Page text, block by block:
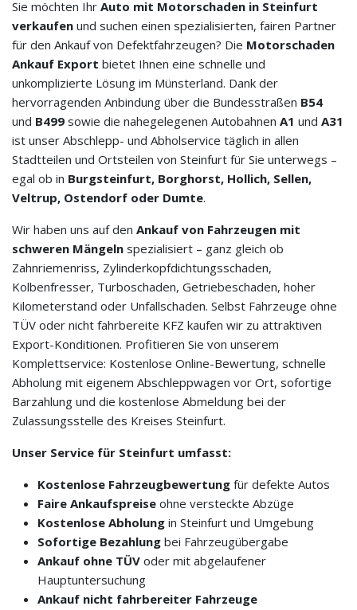
Sie möchten Ihr Auto mit Motorschaden in Steinfurt
verkaufen und suchen einen spezialisierten, fairen Partner
für den Ankauf von Defektfahrzeugen? Die Motorschaden
Ankauf Export bietet Ihnen eine schnelle und
unkomplizierte Lösung im Münsterland. Dank der
hervorragenden Anbindung über die Bundesstraßen B54
und B499 sowie die nahegelegenen Autobahnen A1 und A31
ist unser Abschlepp- und Abholservice täglich in allen
Stadtteilen und Ortsteilen von Steinfurt für Sie unterwegs –
egal ob in Burgsteinfurt, Borghorst, Hollich, Sellen,
Veltrup, Ostendorf oder Dumte.
Wir haben uns auf den Ankauf von Fahrzeugen mit
schweren Mängeln spezialisiert – ganz gleich ob
Zahnriemenriss, Zylinderkopfdichtungsschaden,
Kolbenfresser, Turboschaden, Getriebeschaden, hoher
Kilometerstand oder Unfallschaden. Selbst Fahrzeuge ohne
TÜV oder nicht fahrbereite KFZ kaufen wir zu attraktiven
Export-Konditionen. Profitieren Sie von unserem
Komplettservice: Kostenlose Online-Bewertung, schnelle
Abholung mit eigenem Abschleppwagen vor Ort, sofortige
Barzahlung und die kostenlose Abmeldung bei der
Zulassungsstelle des Kreises Steinfurt.
Unser Service für Steinfurt umfasst:
Kostenlose Fahrzeugbewertung für defekte Autos
Faire Ankaufspreise ohne versteckte Abzüge
Kostenlose Abholung in Steinfurt und Umgebung
Sofortige Bezahlung bei Fahrzeugübergabe
Ankauf ohne TÜV oder mit abgelaufener
Hauptuntersuchung
Ankauf nicht fahrbereiter Fahrzeuge